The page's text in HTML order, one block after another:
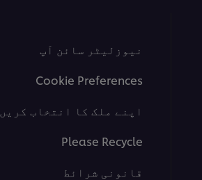
نیوزلیٹر سائن اَپ
Cookie Preferences
اپنے ملک کا انتخاب کریں
Please Recycle
قانونی شرائط